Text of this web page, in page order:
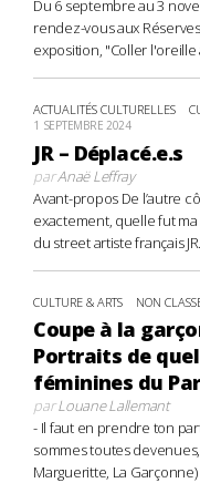
Du 6 septembre au 3
rendez-vous aux
exposition, "Coller l'oreille
ACTUALITÉS CULTURELLES
1 SEPTEMBRE 2024
JR – Déplacé.e.s
parAnaë Leffray
Avant-propos De l’autre
exactement, quelle fut
du street artiste français
CULTURE & ARTS NON
Coupe à la
Portraits de
féminines du
parLouane Lallemant
- Il faut en prendre ton
sommes toutes
Margueritte, La